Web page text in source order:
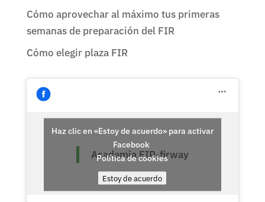
Cómo aprovechar al máximo tus primeras
semanas de preparación del FIR
Cómo elegir plaza FIR
Academia FIR-firway
Haz clic en «Estoy de acuerdo» para activar
Facebook
Política de cookies
Estoy de acuerdo